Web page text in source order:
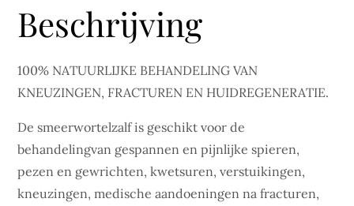
Beschrijving
100% NATUURLIJKE BEHANDELING VAN
KNEUZINGEN, FRACTUREN EN HUIDREGENERATIE.
De smeerwortelzalf is geschikt voor de
behandelingvan gespannen en pijnlijke spieren,
pezen en gewrichten, kwetsuren, verstuikingen,
kneuzingen, medische aandoeningen na fracturen,